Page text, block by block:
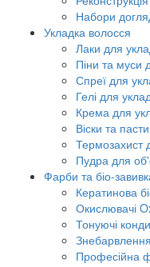
Набори
Укладка волосся
Лаки для
Піни та муси
Спреї для
Гелі для
Крема для
Віски та
Термозахист
Пудра для
Фарби та біо-
Кератинова
Окислювачі
Тонуючі
Професійна